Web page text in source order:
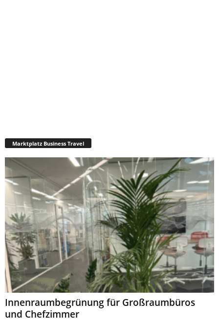
Marktplatz Business Travel
Innenraumbegrünung für Großraumbüros
und Chefzimmer